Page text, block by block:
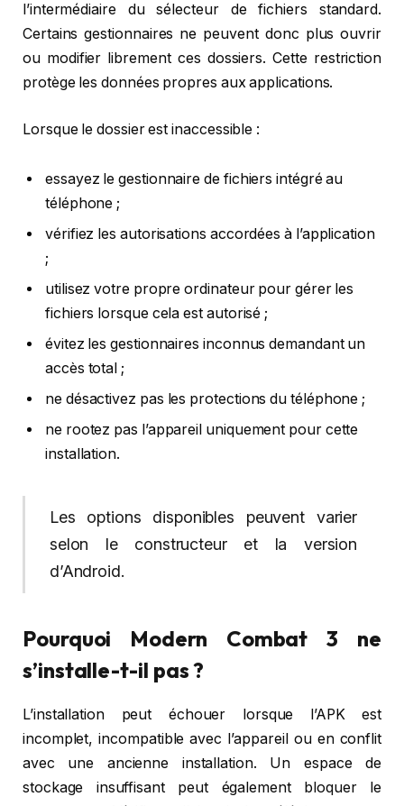
l’intermédiaire du sélecteur de fichiers standard.
Certains gestionnaires ne peuvent donc plus ouvrir
ou modifier librement ces dossiers. Cette restriction
protège les données propres aux applications.
Lorsque le dossier est inaccessible :
essayez le gestionnaire de fichiers intégré au
téléphone ;
vérifiez les autorisations accordées à l’application
;
utilisez votre propre ordinateur pour gérer les
fichiers lorsque cela est autorisé ;
évitez les gestionnaires inconnus demandant un
accès total ;
ne désactivez pas les protections du téléphone ;
ne rootez pas l’appareil uniquement pour cette
installation.
Les options disponibles peuvent varier
selon le constructeur et la version
d’Android.
Pourquoi Modern Combat 3 ne
s’installe-t-il pas ?
L’installation peut échouer lorsque l’APK est
incomplet, incompatible avec l’appareil ou en conflit
avec une ancienne installation. Un espace de
stockage insuffisant peut également bloquer le